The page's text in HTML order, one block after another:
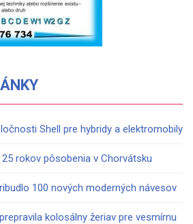
Shell pre hybridy a elektromobily
rokov pôsobenia v Chorvátsku
100 nových moderných návesov
kolosálny žeriav pre vesmírnu